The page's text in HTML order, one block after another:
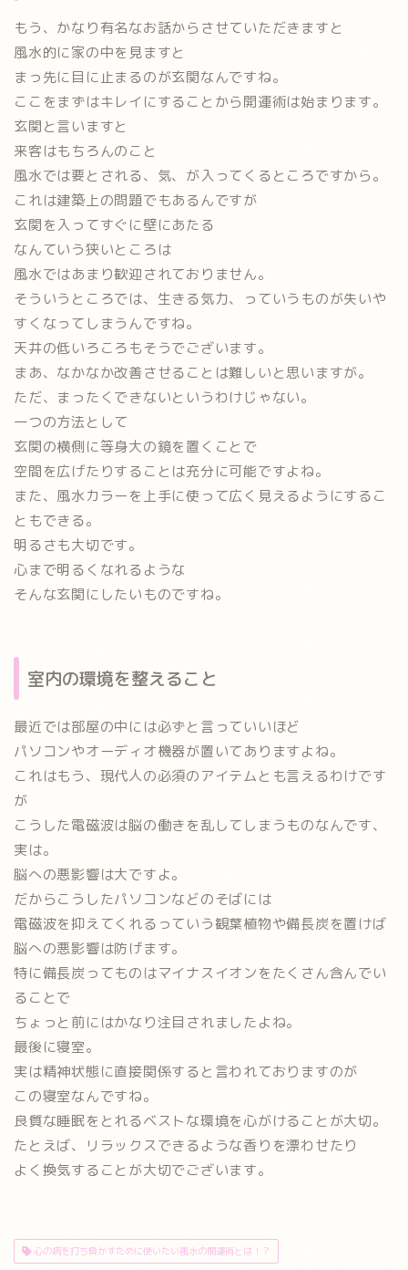
もう、かなり有名なお話からさせていただきますと
風水的に家の中を見ますと
まっ先に目に止まるのが玄関なんですね。
ここをまずはキレイにすることから開運術は始まります。
玄関と言いますと
来客はもちろんのこと
風水では要とされる、気、が入ってくるところですから。
これは建築上の問題でもあるんですが
玄関を入ってすぐに壁にあたる
なんていう狭いところは
風水ではあまり歓迎されておりません。
そういうところでは、生きる気力、っていうものが失いや
すくなってしまうんですね。
天井の低いろころもそうでございます。
まあ、なかなか改善させることは難しいと思いますが。
ただ、まったくできないというわけじゃない。
一つの方法として
玄関の横側に等身大の鏡を置くことで
空間を広げたりすることは充分に可能ですよね。
また、風水カラーを上手に使って広く見えるようにするこ
ともできる。
明るさも大切です。
心まで明るくなれるような
そんな玄関にしたいものですね。
室内の環境を整えること
最近では部屋の中には必ずと言っていいほど
パソコンやオーディオ機器が置いてありますよね。
これはもう、現代人の必須のアイテムとも言えるわけです
が
こうした電磁波は脳の働きを乱してしまうものなんです、
実は。
脳への悪影響は大ですよ。
だからこうしたパソコンなどのそばには
電磁波を抑えてくれるっていう観葉植物や備長炭を置けば
脳への悪影響は防げます。
特に備長炭ってものはマイナスイオンをたくさん含んでい
ることで
ちょっと前にはかなり注目されましたよね。
最後に寝室。
実は精神状態に直接関係すると言われておりますのが
この寝室なんですね。
良質な睡眠をとれるベストな環境を心がけることが大切。
たとえば、リラックスできるような香りを漂わせたり
よく換気することが大切でございます。
心の病を打ち負かすために使いたい風水の開運術とは！？